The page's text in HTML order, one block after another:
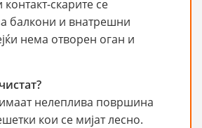
скарите се
балкони и внатрешни
нема отворен оган и
нелеплива површина
кои се мијат лесно.